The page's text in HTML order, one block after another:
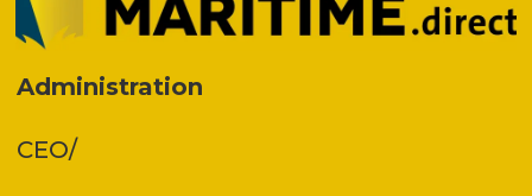
Administration
CEO/